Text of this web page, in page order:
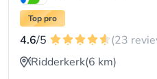
Top pro
4.6/5
(23
Ridderkerk(6 km)